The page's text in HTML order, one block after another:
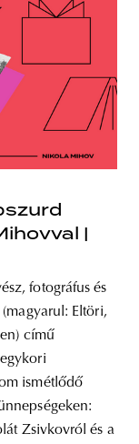
|
fotográfus és
Eltöri,
című
ismétlődő
Zsivkovról és a